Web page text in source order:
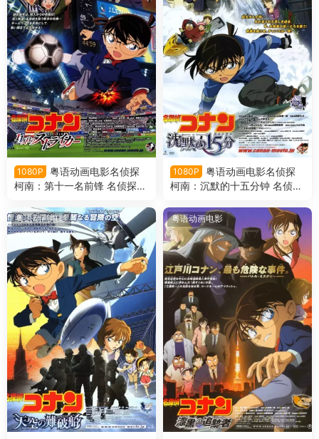
1080P
粤语动画电影名侦探
柯南：第十一名前锋 名侦探柯
粤语版
1080P
粤语动画电影名侦探
柯南：沉默的十五分钟 名侦探
分钟粤语版
粤语动画电影 粤语动画电影